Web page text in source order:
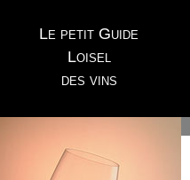
Le petit Guide
Loisel
des vins